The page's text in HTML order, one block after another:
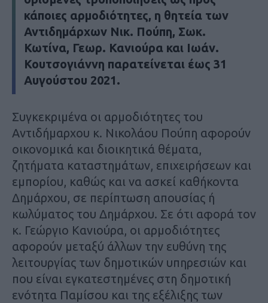
κάποιες αρμοδιότητες, η θητεία των
Αντιδημάρχων Νικ. Πούπη, Σωκ.
Κωτίνα, Γεωρ. Κανιούρα και Ιωάν.
Κουτσογιάννη παρατείνεται έως 31
Αυγούστου 2021.
Συγκεκριμένα οι αρμοδιότητες του
Αντιδήμαρχου κ. Νικολάου Πούπη αφορούν
οικονομικά και διοικητικά θέματα,
ζητήματα καταστημάτων, επιχειρήσεων και
εμπορίου, καθώς και να ασκεί καθήκοντα
Δημάρχου, σε περίπτωση απουσίας ή
κωλύματος του Δημάρχου. Σε ότι αφορά τον
κ. Γεώργιο Κανιούρα, οι αρμoδιότητες
αφορούν μεταξύ άλλων την ευθύνη της
λειτουργίας των δημοτικών υπηρεσιών και
που είναι εγκατεστημένες στη δημοτική
ενότητα Παμίσου και της εξέλιξης των